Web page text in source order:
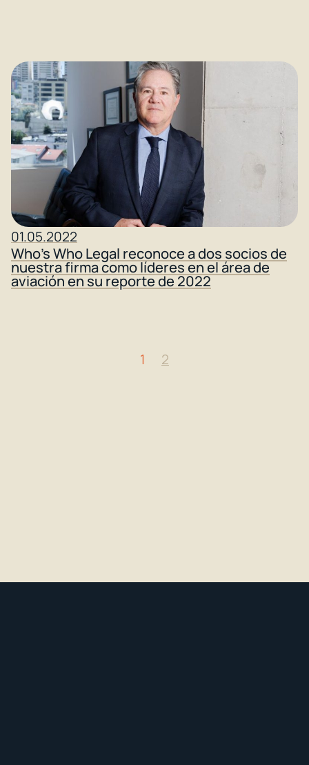
01.05.2022
Who’s Who Legal reconoce a dos socios de
nuestra firma como líderes en el área de
aviación en su reporte de 2022
1 2